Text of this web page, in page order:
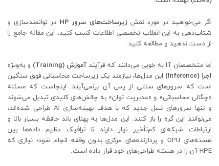
اگر می‌خواهید در مورد نقشزیرساخت‌های سرور HP
در توانمندسازی و
شتاب‌دهی به این انقلاب تخصصی اطلاعات کسب کنید، این مقاله جامع را
از دست ندهید و مطالعه کنید.
اما متخصصان IT به خوبی می‌دانند که فرآیند آموزش (Training)
و به‌ویژه
اجرا (Inference)
این مدل‌ها، نیازمند یک زیرساخت محاسباتی فوق سنگین
است که سرورهای سنتی از پس آن برنمی‌آیند. اینجاست که مسئله
«چگالی محاسباتی» و «مدیریت توان» به چالش‌های کلیدی تبدیل می‌شوند
و تنها سرورهای نسل جدید که با هدف بهینه‌سازی AI طراحی شده‌اند،
می‌توانند این گره را باز کنند. این مدل‌ها به پهنای باند حافظه بسیار بالا و
ارتباطات شبکه‌ای کم‌تأخیر نیاز دارند تا ترافیک عظیم داده‌ها بین
هسته‌های GPU و پردازنده‌های مرکزی بدون وقفه انجام شود؛ نیازی که
HPE آن را در هسته طراحی‌های خود قرار داده است.